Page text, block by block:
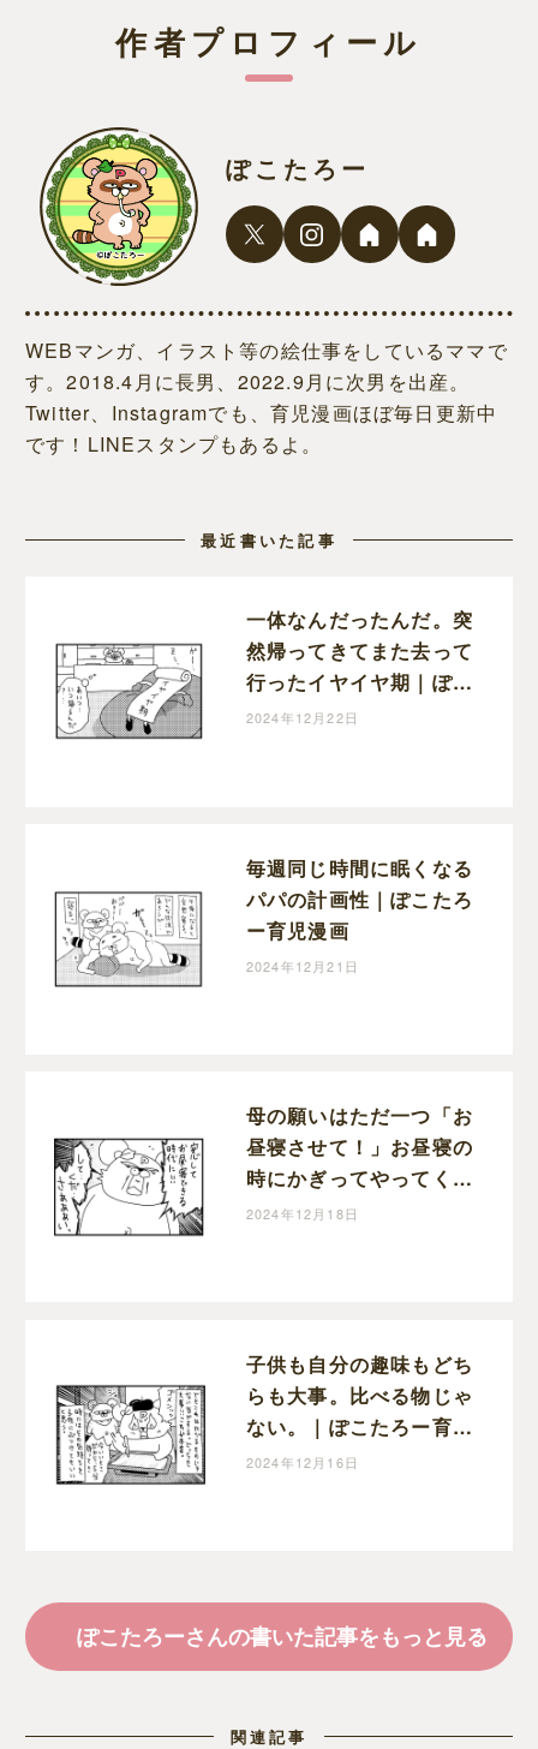
作者プロフィール
ぽこたろー
WEBマンガ、イラスト等の絵仕事をしているママで
す。2018.4月に長男、2022.9月に次男を出産。
Twitter、Instagramでも、育児漫画ほぼ毎日更新中
です！LINEスタンプもあるよ。
最近書いた記事
一体なんだったんだ。突
然帰ってきてまた去って
行ったイヤイヤ期｜ぽこ
たろー育児漫画
2024年12月22日
毎週同じ時間に眠くなる
パパの計画性｜ぽこたろ
ー育児漫画
2024年12月21日
母の願いはただ一つ「お
昼寝させて！」お昼寝の
時にかぎってやってくる
宣伝車｜ぽこたろー育児
2024年12月18日
子供も自分の趣味もどち
らも大事。比べる物じゃ
ない。｜ぽこたろー育児
漫画
2024年12月16日
ぽこたろーさんの書いた記事をもっと見る
関連記事